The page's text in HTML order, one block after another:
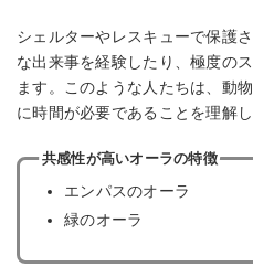
シェルターやレスキューで保護
な出来事を経験したり、極度の
ます。このような人たちは、動
に時間が必要であることを理解し
共感性が高いオーラの特徴
エンパスのオーラ
緑のオーラ